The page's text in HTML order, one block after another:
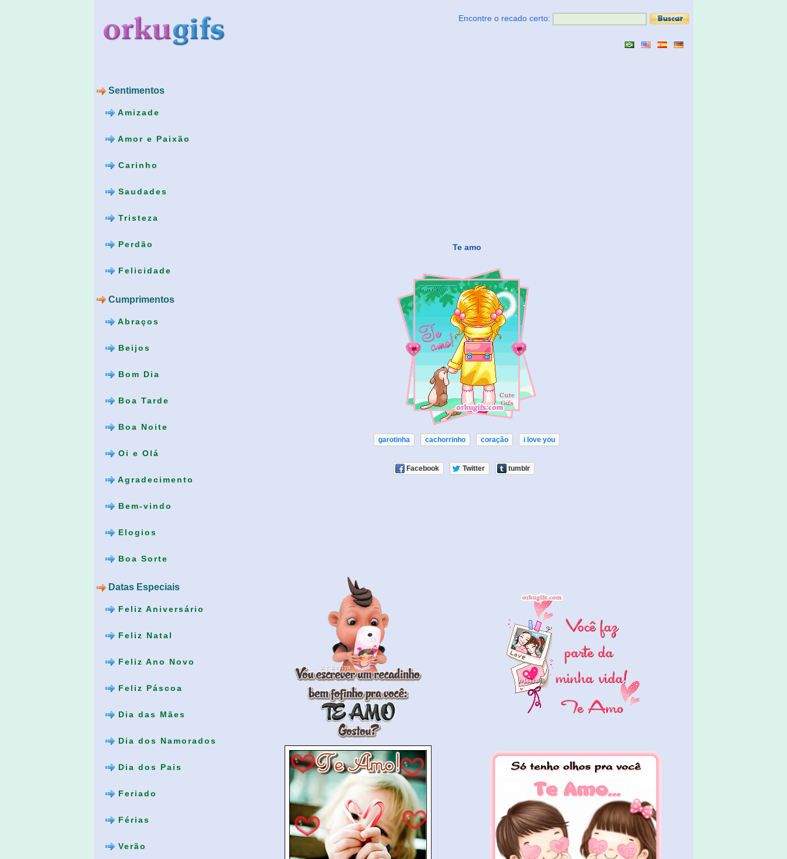
Sentimentos
Amizade
Amor e Paixão
Carinho
Saudades
Tristeza
Perdão
Felicidade
Cumprimentos
Abraços
Beijos
Bom Dia
Boa Tarde
Boa Noite
Oi e Olá
Agradecimento
Bem-vindo
Elogios
Boa Sorte
Datas Especiais
Feliz Aniversário
Feliz Natal
Feliz Ano Novo
Feliz Páscoa
Dia das Mães
Dia dos Namorados
Dia dos Pais
Feriado
Férias
Verão
Encontre o recado certo:
Te amo
garotinha cachorrinho coração i love you
Facebook Twitter tumblr